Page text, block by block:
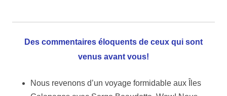
Des commentaires éloquents de ceux qui sont
venus avant vous!
Nous revenons d’un voyage formidable aux Îles